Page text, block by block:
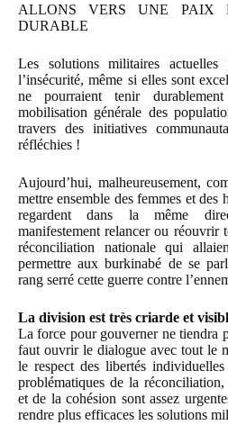
ALLONS VERS UNE PAIX
DURABLE
Les solutions militaires
l’insécurité, même si elles sont
ne pourraient tenir
mobilisation générale des
travers des initiatives
réfléchies !
Aujourd’hui, malheureusement,
mettre ensemble des femmes et des
regardent dans la même
manifestement relancer ou réouvrir
réconciliation nationale qui
permettre aux burkinabé de se
rang serré cette guerre contre
La division est très criarde et
La force pour gouverner ne tiendra
faut ouvrir le dialogue avec tout le
le respect des libertés
problématiques de la
et de la cohésion sont assez
rendre plus efficaces les solutions